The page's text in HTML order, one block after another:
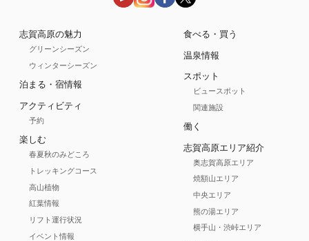
志賀高原の魅力
グリーンシーズン
ウィンターシーズン
泊まる・宿情報
アクティビティ
予約
楽しむ
春夏秋のみどころ
トレッキングコース
高山植物
紅葉情報
リフト運行状況
イベント情報
食べる・買う
温泉情報
スポット
ビュースポット
関連施設
働く
志賀高原エリア紹介
奥志賀高原エリア
焼額山エリア
中央エリア
熊の湯エリア
横手山・渋峠エリア